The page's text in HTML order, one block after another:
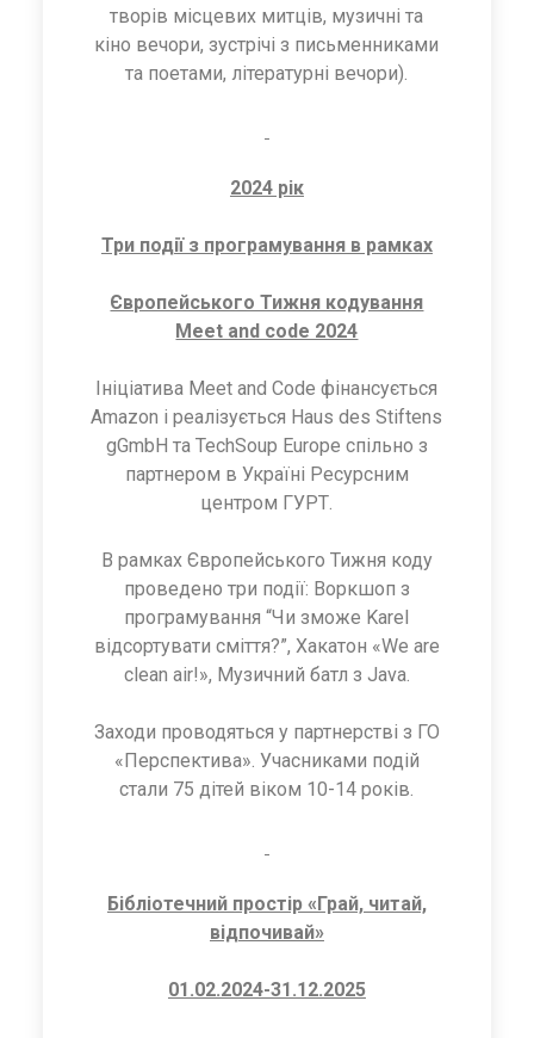
творів місцевих митців, музичні та
кіно вечори, зустрічі з письменниками
та поетами, літературні вечори).
2024 рік
Три події з програмування в рамках
Європейського Тижня кодування
Meet and code 2024
Ініціатива Meet and Code фінансується
Amazon і реалізується Haus des Stiftens
gGmbH та TechSoup Europe спільно з
партнером в Україні Ресурсним
центром ГУРТ.
В рамках Європейського Тижня коду
проведено три події: Воркшоп з
програмування “Чи зможе Karel
відсортувати сміття?”, Хакатон «We are
clean air!», Музичний батл з Java.
Заходи проводяться у партнерстві з ГО
«Перспектива». Учасниками подій
стали 75 дітей віком 10-14 років.
Бібліотечний простір «Грай, читай,
відпочивай»
01.02.2024-31.12.2025